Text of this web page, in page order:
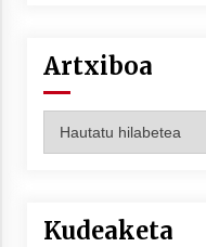
Artxiboa
Kudeaketa